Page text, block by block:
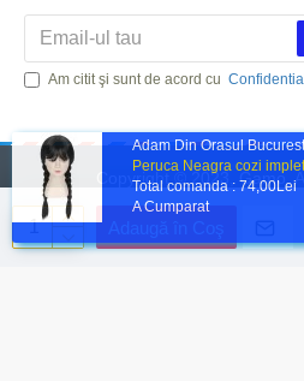
Am citit şi sunt de acord cu
Copyright © 2023, Gamo,
Adam Din Orasul
Peruca Neagra cozi
Total comanda : 74,00Lei
A Cumparat